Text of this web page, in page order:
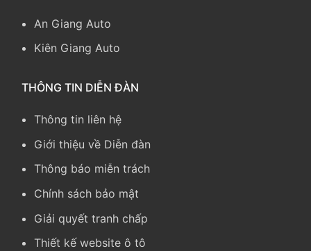
An Giang Auto
Kiên Giang Auto
THÔNG TIN DIỄN ĐÀN
Thông tin liên hệ
Giới thiệu về Diễn đàn
Thông báo miễn trách
Chính sách bảo mật
Giải quyết tranh chấp
Thiết kế website ô tô